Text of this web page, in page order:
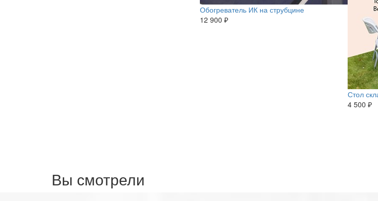
Обогреватель ИК на струбцине
12 900 ₽
Стол
4 500 ₽
Вы смотрели